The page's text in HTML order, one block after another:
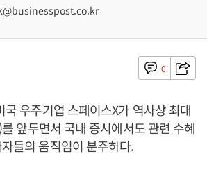
0
국 우주기업 스페이스X가 역사상 최대
앞두면서 국내 증시에서도 관련 수혜
들의 움직임이 분주하다.